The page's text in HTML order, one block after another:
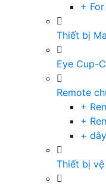
+
Thiết bị
Eye Cup-
Remote
+
+
+
Thiết bị vệ